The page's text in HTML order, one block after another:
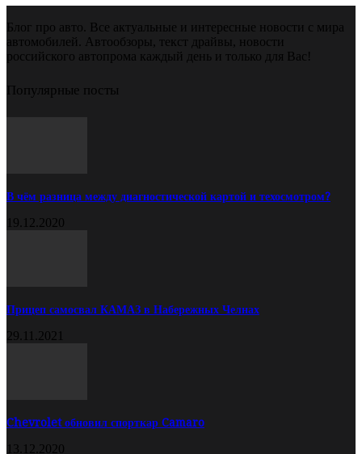
Блог про авто. Все актуальные и интересные новости с мира
автомобилей. Автообзоры, текст драйвы, новости
российского автопрома каждый день и только для Вас!
Популярные посты
В чём разница между диагностической картой и техосмотром?
19.12.2020
Прицеп самосвал КАМАЗ в Набережных Челнах
29.11.2021
Chevrolet обновил спорткар Camaro
13.12.2020